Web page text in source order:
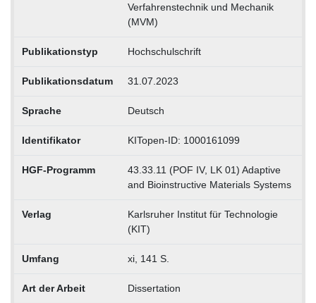
Verfahrenstechnik und Mechanik
(MVM)
Publikationstyp Hochschulschrift
Publikationsdatum 31.07.2023
Sprache Deutsch
Identifikator KITopen-ID: 1000161099
HGF-Programm
43.33.11 (POF IV, LK 01) Adaptive
and Bioinstructive Materials Systems
Verlag
Karlsruher Institut für Technologie
(KIT)
Umfang xi, 141 S.
Art der Arbeit Dissertation